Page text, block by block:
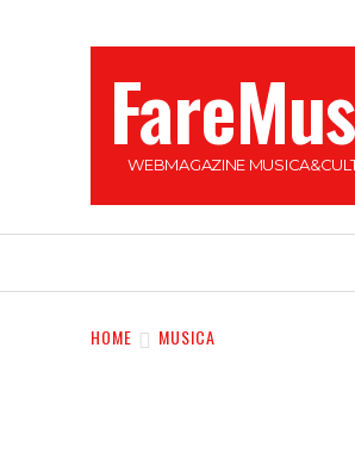
WEBMAGAZINE
HOME MUSICA